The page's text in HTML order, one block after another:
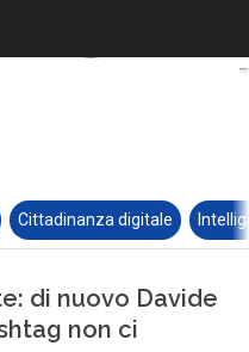
Cittadinanza digitale
di nuovo Davide
non ci